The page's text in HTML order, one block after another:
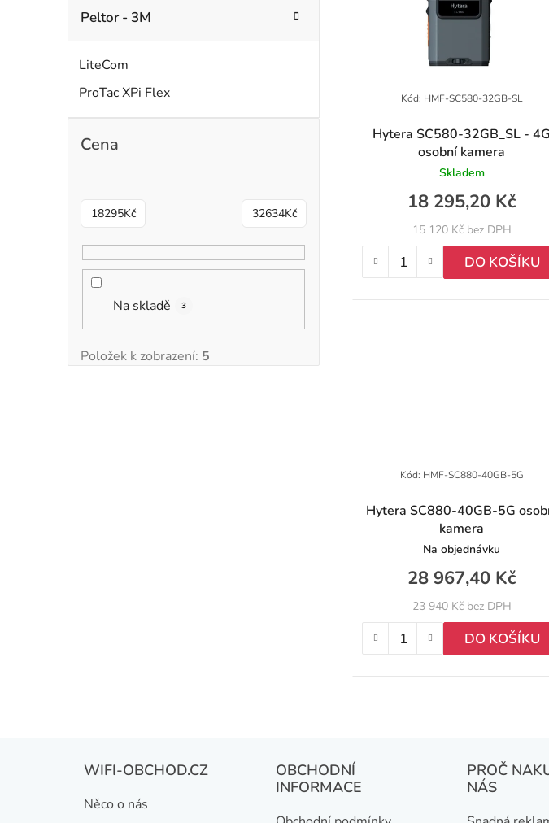
Peltor - 3M
LiteCom
ProTac XPi Flex
Cena
18295Kč 32634Kč
Na skladě 3
Položek k zobrazení: 5
t
Hytera SC580-32GB_SL - 4G
osobní kamera
Skladem
15 120 Kč bez DPH
18 295,20 Kč
DO KOŠÍKU
Kód: HMF-SC580-32GB-SL
Hytera SC880-40GB-5G
kamera
Na objednávku
23 940 Kč bez DPH
28 967,40 Kč
DO KOŠÍKU
Kód: HMF-SC880-40GB-5G
WIFI-OBCHOD.CZ
Něco o nás
OBCHODNÍ
INFORMACE
PROČ
NÁS